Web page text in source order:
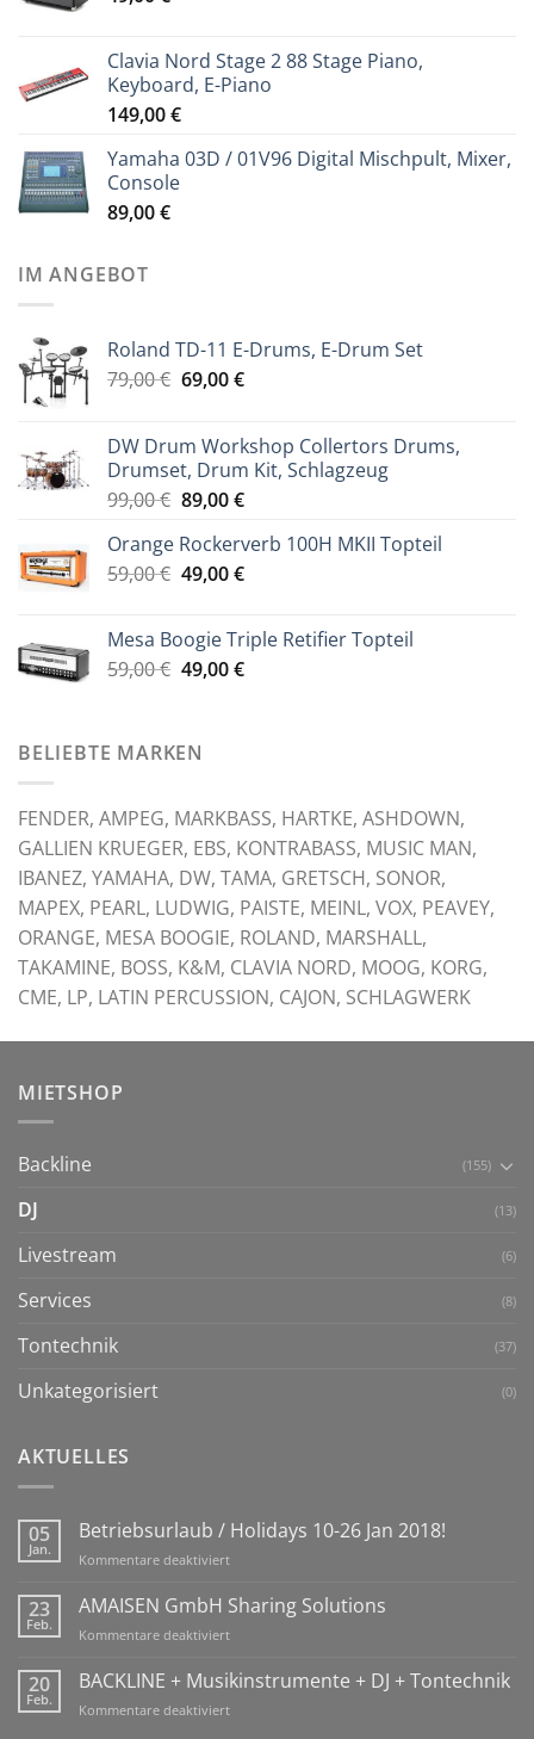
Clavia Nord Stage 2 88 Stage Piano,
Keyboard, E-Piano
149,00€
Yamaha 03D / 01V96 Digital Mischpult, Mixer,
Console
89,00€
IM ANGEBOT
Roland TD-11 E-Drums, E-Drum Set
79,00€ Ursprünglicher
79,00 €
69,00€Aktueller
69,00 €.
DW Drum Workshop Collertors Drums,
Drumset, Drum Kit, Schlagzeug
99,00€ Ursprünglicher
war:
99,00 €
89,00€Aktueller
ist:
89,00 €.
Orange Rockerverb 100H MKII Topteil
59,00€ Ursprünglicher
59,00 €
49,00€Aktueller
49,00 €.
Mesa Boogie Triple Retifier Topteil
59,00€ Ursprünglicher
59,00 €
49,00€Aktueller
BELIEBTE MARKEN
FENDER, AMPEG, MARKBASS, HARTKE, ASHDOWN,
GALLIEN KRUEGER, EBS, KONTRABASS, MUSIC MAN,
IBANEZ, YAMAHA, DW, TAMA, GRETSCH, SONOR,
MAPEX, PEARL, LUDWIG, PAISTE, MEINL, VOX, PEAVEY,
ORANGE, MESA BOOGIE, ROLAND, MARSHALL,
TAKAMINE, BOSS, K&M, CLAVIA NORD, MOOG, KORG,
CME, LP, LATIN PERCUSSION, CAJON, SCHLAGWERK
MIETSHOP
Backline (155)
DJ (13)
Livestream (6)
Services (8)
Tontechnik (37)
Unkategorisiert (0)
AKTUELLES
05
Jan.
Betriebsurlaub / Holidays 10-26 Jan 2018!
Kommentare deaktiviertfür
/
Holidays
10-
Jan
23
Feb.
AMAISEN GmbH Sharing Solutions
Kommentare deaktiviertfür
GmbH
Sharing
Solutions
20
Feb.
BACKLINE + Musikinstrumente + DJ + Tontechnik
Kommentare deaktiviertfür